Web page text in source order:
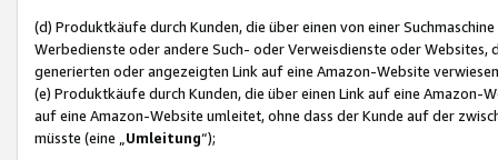
(d) Produktkäufe durch Kunden, die über einen von einer
Werbedienste oder andere Such- oder Verweisdienste oder Websites,
generierten oder angezeigten Link auf eine Amazon-Website
(e) Produktkäufe durch Kunden, die über einen Link auf eine
auf eine Amazon-Website umleitet, ohne dass der Kunde auf der
müsste (eine „ Umleitung“);